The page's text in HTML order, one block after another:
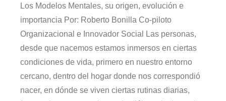
Los Modelos Mentales, su origen, evolución e
importancia Por: Roberto Bonilla Co-piloto
Organizacional e Innovador Social Las personas,
desde que nacemos estamos inmersos en ciertas
condiciones de vida, primero en nuestro entorno
cercano, dentro del hogar donde nos correspondió
nacer, en dónde se viven ciertas rutinas diarias,